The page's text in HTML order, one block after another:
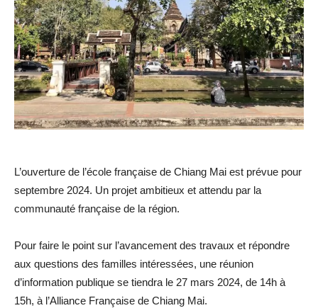
L’ouverture de l’école française de Chiang Mai est prévue pour
septembre 2024. Un projet ambitieux et attendu par la
communauté française de la région.
Pour faire le point sur l’avancement des travaux et répondre
aux questions des familles intéressées, une réunion
d’information publique se tiendra le 27 mars 2024, de 14h à
15h, à l’Alliance Française de Chiang Mai.